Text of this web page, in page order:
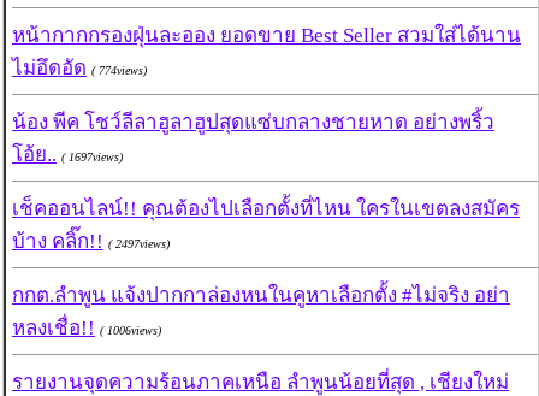
หน้ากากกรองฝุ่นละออง ยอดขาย Best Seller สวมใส่ได้นาน
ไม่อึดอัด ( 774views)
น้อง พีค โชว์ลีลาฮูลาฮูปสุดแซ่บกลางชายหาด อย่างพริ้ว
โอ้ย.. ( 1697views)
เช็คออนไลน์!! คุณต้องไปเลือกตั้งที่ไหน ใครในเขตลงสมัคร
บ้าง คลิ๊ก!! ( 2497views)
กกต.ลำพูน แจ้งปากกาล่องหนในคูหาเลือกตั้ง #ไม่จริง อย่า
หลงเชื่อ!! ( 1006views)
รายงานจุดความร้อนภาคเหนือ ลำพูนน้อยที่สุด , เชียงใหม่